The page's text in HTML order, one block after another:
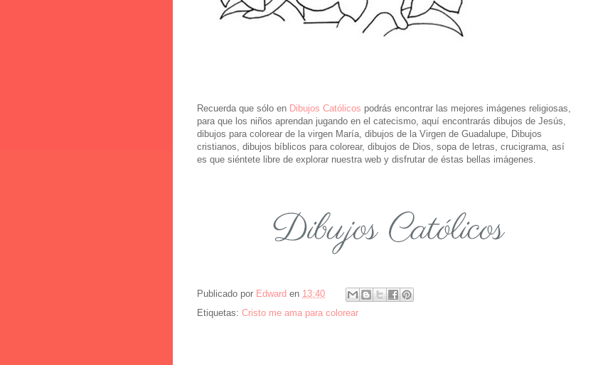
Recuerda que sólo en Dibujos Católicos podrás encontrar las mejores imágenes religiosas,
para que los niños aprendan jugando en el catecismo, aquí encontrarás dibujos de Jesús,
dibujos para colorear de la virgen María, dibujos de la Virgen de Guadalupe, Dibujos
cristianos, dibujos bíblicos para colorear, dibujos de Dios, sopa de letras, crucigrama, así
es que siéntete libre de explorar nuestra web y disfrutar de éstas bellas imágenes.
Publicado por Edward en 13:40
Etiquetas: Cristo me ama para colorear